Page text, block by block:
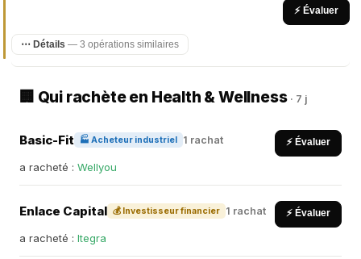
⚡ Évaluer
⋯ Détails — 3 opérations similaires
🏢 Qui rachète en Health & Wellness · 7 j
Basic-Fit 🏭 Acheteur industriel 1 rachat ⚡ Évaluer
a racheté : Wellyou
Enlace Capital 💰 Investisseur financier 1 rachat ⚡ Évaluer
a racheté : Itegra